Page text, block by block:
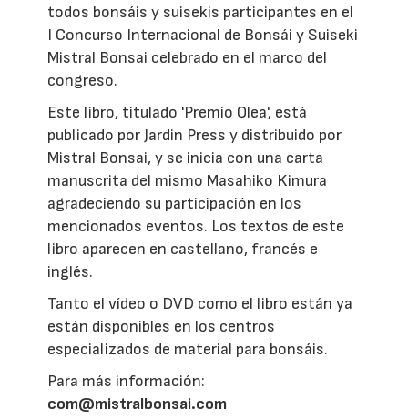
todos bonsáis y suisekis participantes en el
I Concurso Internacional de Bonsái y Suiseki
Mistral Bonsai celebrado en el marco del
congreso.
Este libro, titulado 'Premio Olea', está
publicado por Jardin Press y distribuido por
Mistral Bonsai, y se inicia con una carta
manuscrita del mismo Masahiko Kimura
agradeciendo su participación en los
mencionados eventos. Los textos de este
libro aparecen en castellano, francés e
inglés.
Tanto el vídeo o DVD como el libro están ya
están disponibles en los centros
especializados de material para bonsáis.
Para más información:
com@mistralbonsai.com